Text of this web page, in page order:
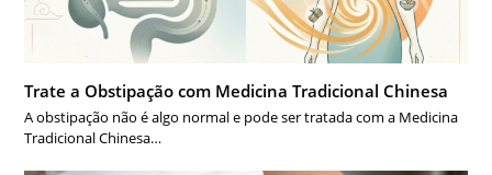
Trate a Obstipação com Medicina Tradicional Chinesa
A obstipação não é algo normal e pode ser tratada com a Medicina
Tradicional Chinesa…